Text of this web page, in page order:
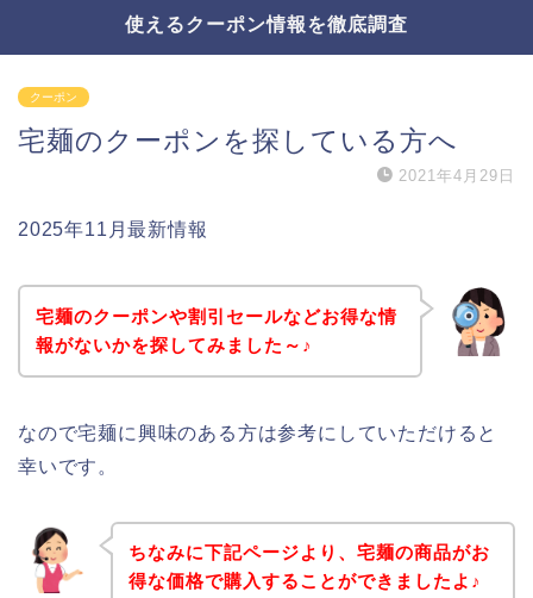
使えるクーポン情報を徹底調査
クーポン
宅麺のクーポンを探している方へ
2021年4月29日
2025年11月最新情報
宅麺のクーポンや割引セールなどお得な情
報がないかを探してみました～♪
なので宅麺に興味のある方は参考にしていただけると
幸いです。
ちなみに下記ページより、宅麺の商品がお
得な価格で購入することができましたよ♪